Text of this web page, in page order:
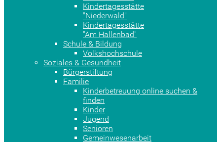
Kindertagesstätte
"Niederwald"
Kindertagesstätte
"Am Hallenbad"
Schule & Bildung
Volkshochschule
Soziales & Gesundheit
Bürgerstiftung
Familie
Kinderbetreuung online suchen &
finden
Kinder
Jugend
Senioren
Gemeinwesenarbeit